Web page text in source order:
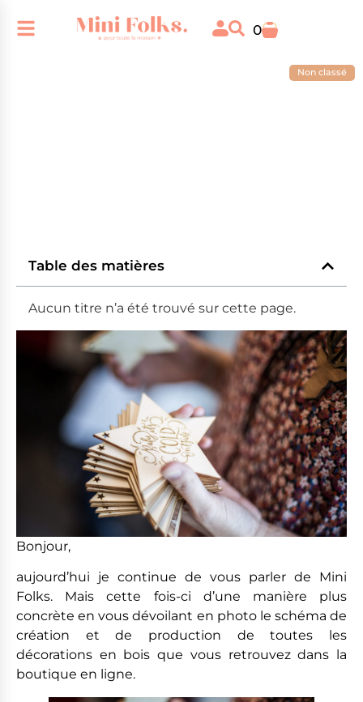
0
Non classé
Table des matières
Aucun titre n’a été trouvé sur cette page.
Bonjour,
aujourd’hui je continue de vous parler de Mini
Folks. Mais cette fois-ci d’une manière plus
concrète en vous dévoilant en photo le schéma de
création et de production de toutes les
décorations en bois que vous retrouvez dans la
boutique en ligne.